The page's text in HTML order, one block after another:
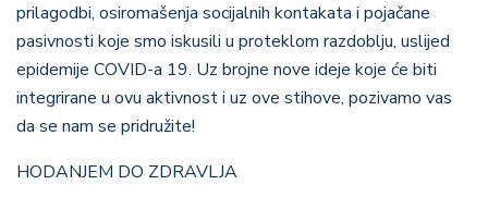
prilagodbi, osiromašenja socijalnih kontakata i pojačane
pasivnosti koje smo iskusili u proteklom razdoblju, uslijed
epidemije COVID-a 19. Uz brojne nove ideje koje će biti
integrirane u ovu aktivnost i uz ove stihove, pozivamo vas
da se nam se pridružite!
HODANJEM DO ZDRAVLJA